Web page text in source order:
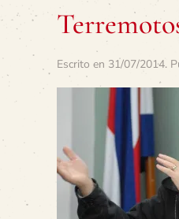
Escrito en 31/07/2014.